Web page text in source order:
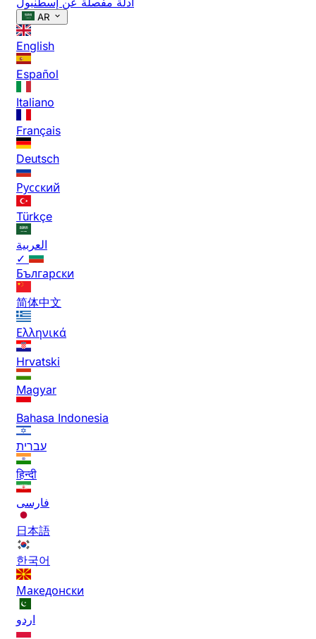
AR
English
Español
Italiano
Français
Deutsch
Русский
Türkçe
العربية
✓
Български
简体中文
Ελληνικά
Hrvatski
Magyar
Bahasa Indonesia
עברית
हिन्दी
فارسی
日本語
한국어
Македонски
اردو